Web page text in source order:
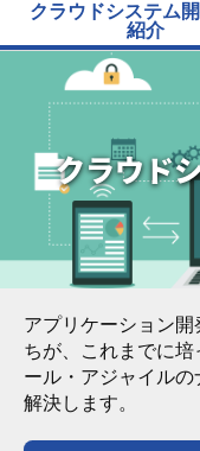
クラウドシステム
紹介
クラウド
アプリケーション
ちが、これまでに
ール・アジャイル
解決します。